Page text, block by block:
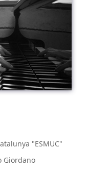
"ESMUC"
Giordano